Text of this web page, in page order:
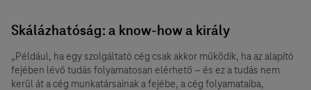
Skálázhatóság: a know-how a király
„Például, ha egy szolgáltató cég csak akkor működik, ha az alapító
fejében lévő tudás folyamatosan elérhető – és ez a tudás nem
kerül át a cég munkatársainak a fejébe, a cég folyamataiba,